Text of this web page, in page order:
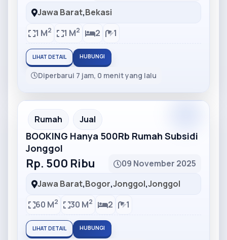
Jawa Barat,Bekasi
1 M2 1 M2 2 1
LIHAT DETAIL HUBUNGI
Diperbarui 7 jam, 0 menit yang lalu
Partner Ad
Rumah Jual
BOOKING Hanya 500Rb Rumah Subsidi
Jonggol
Rp. 500 Ribu
09 November 2025
Jawa Barat,Bogor,Jonggol,Jonggol
60 M2 30 M2 2 1
LIHAT DETAIL HUBUNGI